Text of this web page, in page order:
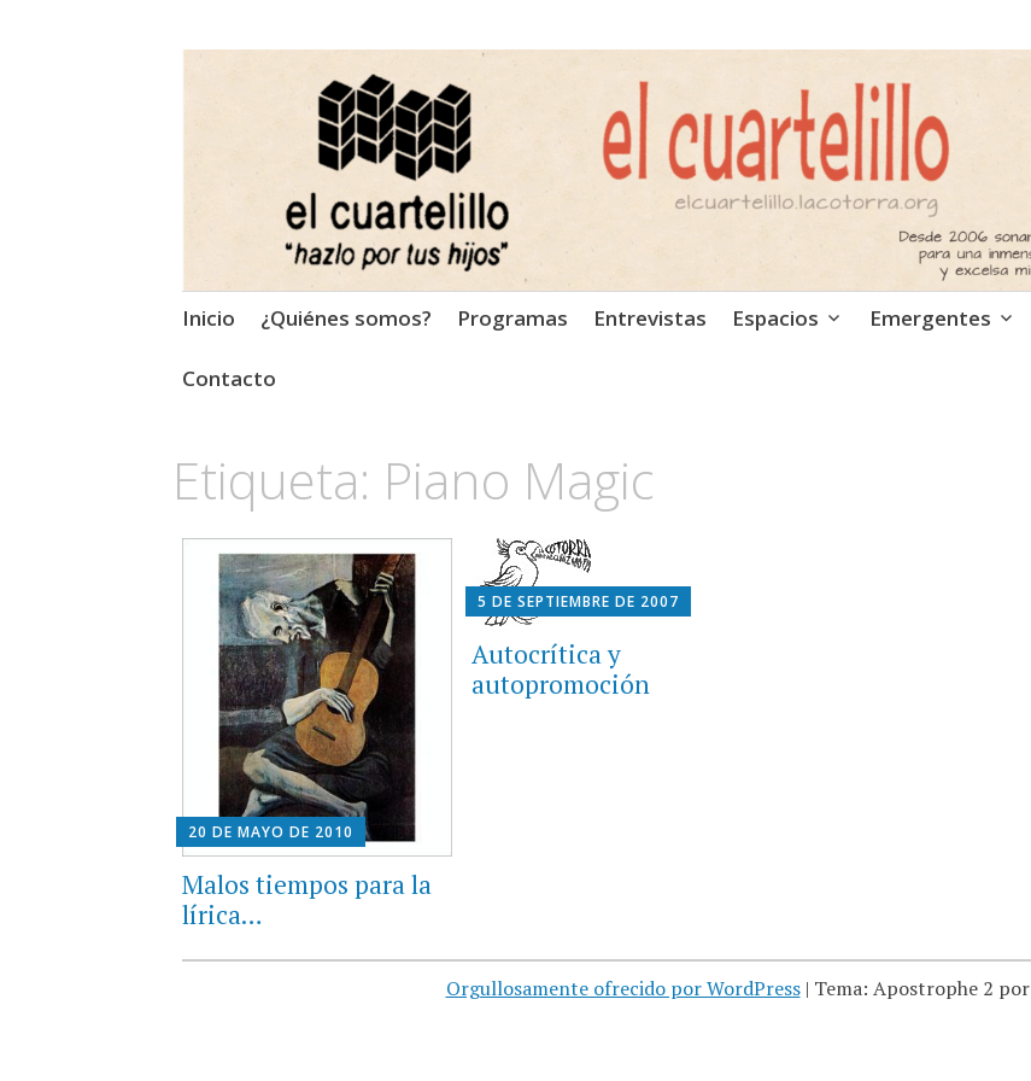
El Cuartelillo
Programa de radio de música independiente. Podcast
Saltar
contenido
Inicio ¿Quiénes somos? Programas Entrevistas Espacios Emergentes
Contacto
Etiqueta: Piano Magic
20 DE MAYO DE 2010
Malos tiempos para la
lírica…
5 DE SEPTIEMBRE DE 2007
Autocrítica y
autopromoción
Orgullosamente ofrecido por WordPress | Tema: Apostrophe 2 por